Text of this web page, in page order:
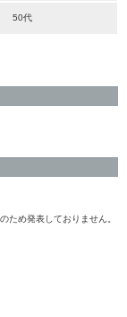
50代
ため発表しておりません。